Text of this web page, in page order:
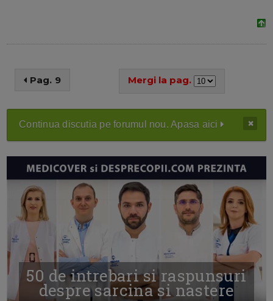
Pag. 9 Mergi la pag.
Continua discutia pe forumul nou. Apasa aici
50 de intrebari si raspunsuri
despre sarcina si nastere